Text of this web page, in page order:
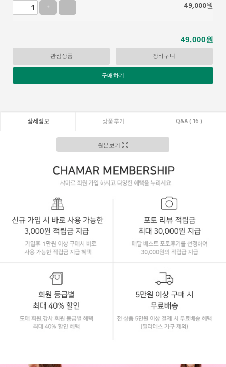
49,000원
49,000원
관심상품 장바구니
구매하기
상세정보 상품후기 Q&A ( 16 )
원본보기